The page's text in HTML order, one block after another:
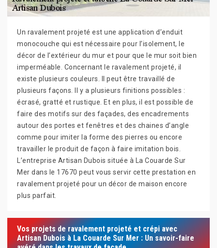
Un ravalement projeté est une application d’enduit
monocouche qui est nécessaire pour l’isolement, le
décor de l’extérieur du mur et pour que le mur soit bien
imperméable. Concernant le ravalement projeté, il
existe plusieurs couleurs. Il peut être travaillé de
plusieurs façons. Il y a plusieurs finitions possibles :
écrasé, gratté et rustique. Et en plus, il est possible de
faire des motifs sur des façades, des encadrements
autour des portes et fenêtres et des chaines d’angle
comme pour imiter la forme des pierres ou encore
travailler le produit de façon à faire imitation bois.
L’entreprise Artisan Dubois située à La Couarde Sur
Mer dans le 17670 peut vous servir cette prestation en
ravalement projeté pour un décor de maison encore
plus parfait.
Vos projets de ravalement projeté et crépi avec
Artisan Dubois à La Couarde Sur Mer : Un savoir-faire